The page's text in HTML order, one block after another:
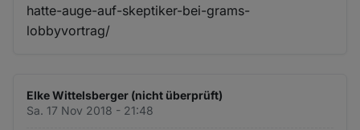
hatte-auge-auf-skeptiker-bei-grams-
lobbyvortrag/
Elke Wittelsberger (nicht überprüft)
Sa. 17 Nov 2018 - 21:48